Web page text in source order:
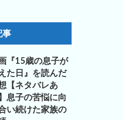
事
『15歳の息子が
た日』を読んだ
【ネタバレあ
息子の苦悩に向
い続けた家族の